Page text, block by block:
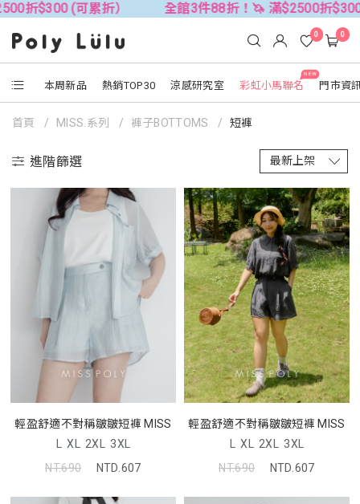
$300 (可累折） 全館3件88折！🦄 滿$2500折$300 (
本周新品 熱銷TOP30 涼感研究室
NEW
彩虹小馬聯名 門市資
0 0
首頁 MISS.系列 褲子BOTTOMS 短褲
進階篩選
輕盈舒適不對稱皺皺短褲 MISS
L XL 2XL 3XL
NT.690
NTD.607
輕盈舒適不對稱皺皺短褲 MISS
L XL 2XL 3XL
NT.690
NTD.607